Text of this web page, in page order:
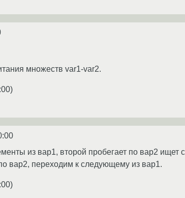
множеств var1-var2.
)
из вар1, второй пробегает по вар2
вар2, переходим к следующему из вар1.
)